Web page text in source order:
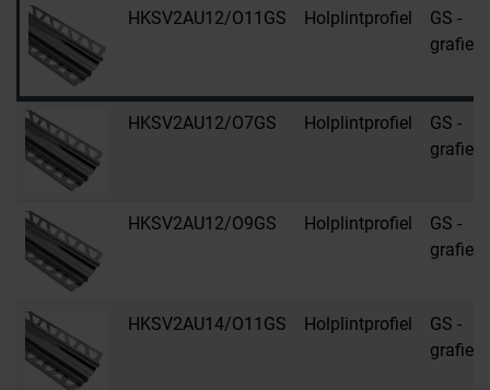
HKSV2AU12/O11GS Holplintprofiel
GS -
HKSV2AU12/O7GS Holplintprofiel
GS -
HKSV2AU12/O9GS Holplintprofiel
GS -
HKSV2AU14/O11GS Holplintprofiel
GS -